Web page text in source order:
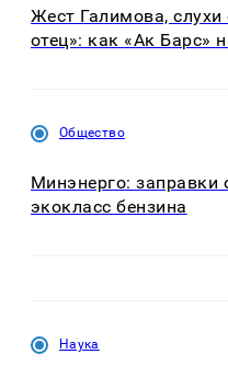
Жест Галимова,
отец»: как «Ак Барс»
Общество
Минэнерго: заправки
экокласс бензина
Наука